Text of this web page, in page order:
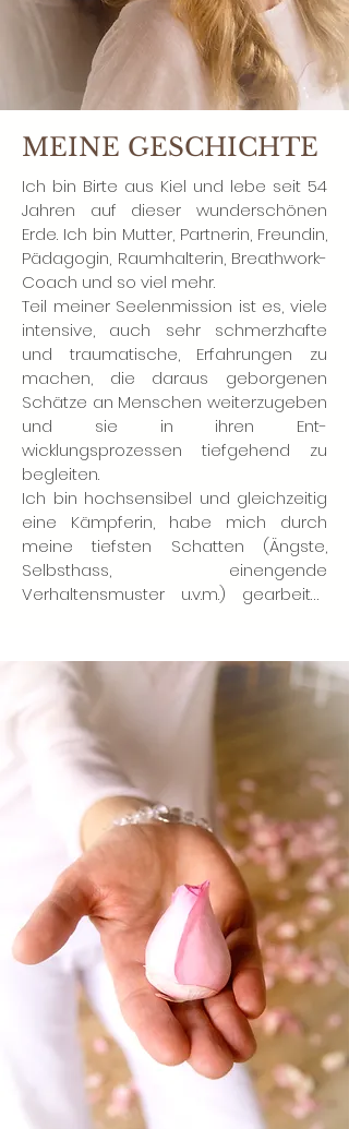
MEINE GESCHICHTE
Ich bin Birte aus Kiel und lebe seit 54
Jahren auf dieser wunderschönen
Erde. Ich bin Mutter, Partnerin, Freundin,
Pädagogin, Raumhalterin, Breathwork-
Coach und so viel mehr.
Teil meiner Seelenmission ist es, viele
intensive, auch sehr schmerzhafte
und traumatische, Erfahrungen zu
machen, die daraus geborgenen
Schätze an Menschen weiterzugeben
und sie in ihren Ent-
wicklungsprozessen tiefgehend zu
begleiten.
Ich bin hochsensibel und gleichzeitig
eine Kämpferin, habe mich durch
meine tiefsten Schatten (Ängste,
Selbsthass, einengende
Verhaltensmuster u.v.m.) gearbeitet
Mein Leben begann mit einem
schweren Geburtstrauma. Obwohl
meine Kindheit schön und behütet
war, hatte ich viele Ängste, war sehr
empfindsam und fühlte mich
manchmal fremd in dieser Welt.
Meine Jugend und mein junges
Erwachsenenalter waren geprägt von
Drogen- und Alkoholmissbrauch,
Essstörungen, Panikattacken sowie
toxischen Beziehungen, bis ich mit 32
Jahren in Kontakt kam mit Spiritualität,
vor allem mit den Engelenergien. Von
den Engeln und anderen Begleitern
aus der feinstofflichen Welt erhielt ich
liebevolle Unterstützung und Führung.
Mein innerer Heilungsweg begann.
Plötzlich ergab für mich alles einen
Sinn. Schritt für Schritt konnte ich mich
von den Süchten befreien und kam